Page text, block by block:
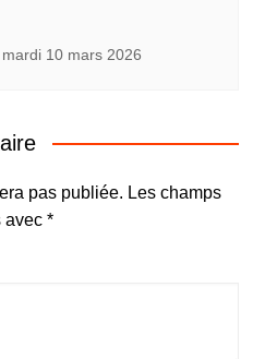
mardi 10 mars 2026
pas publiée. Les champs
avec *